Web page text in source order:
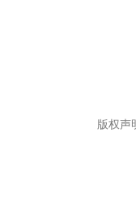
版权声